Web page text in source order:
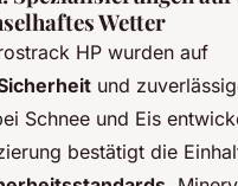
Wetter
HP wurden auf
und
Schnee und Eis
bestätigt die